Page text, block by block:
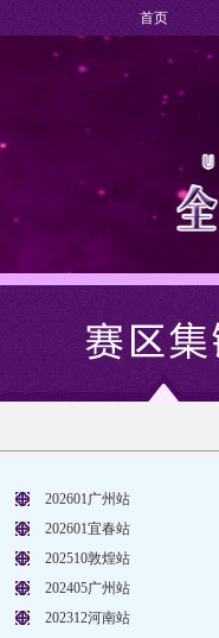
首页
202601广州站
202601宜春站
202510敦煌站
202405广州站
202312河南站